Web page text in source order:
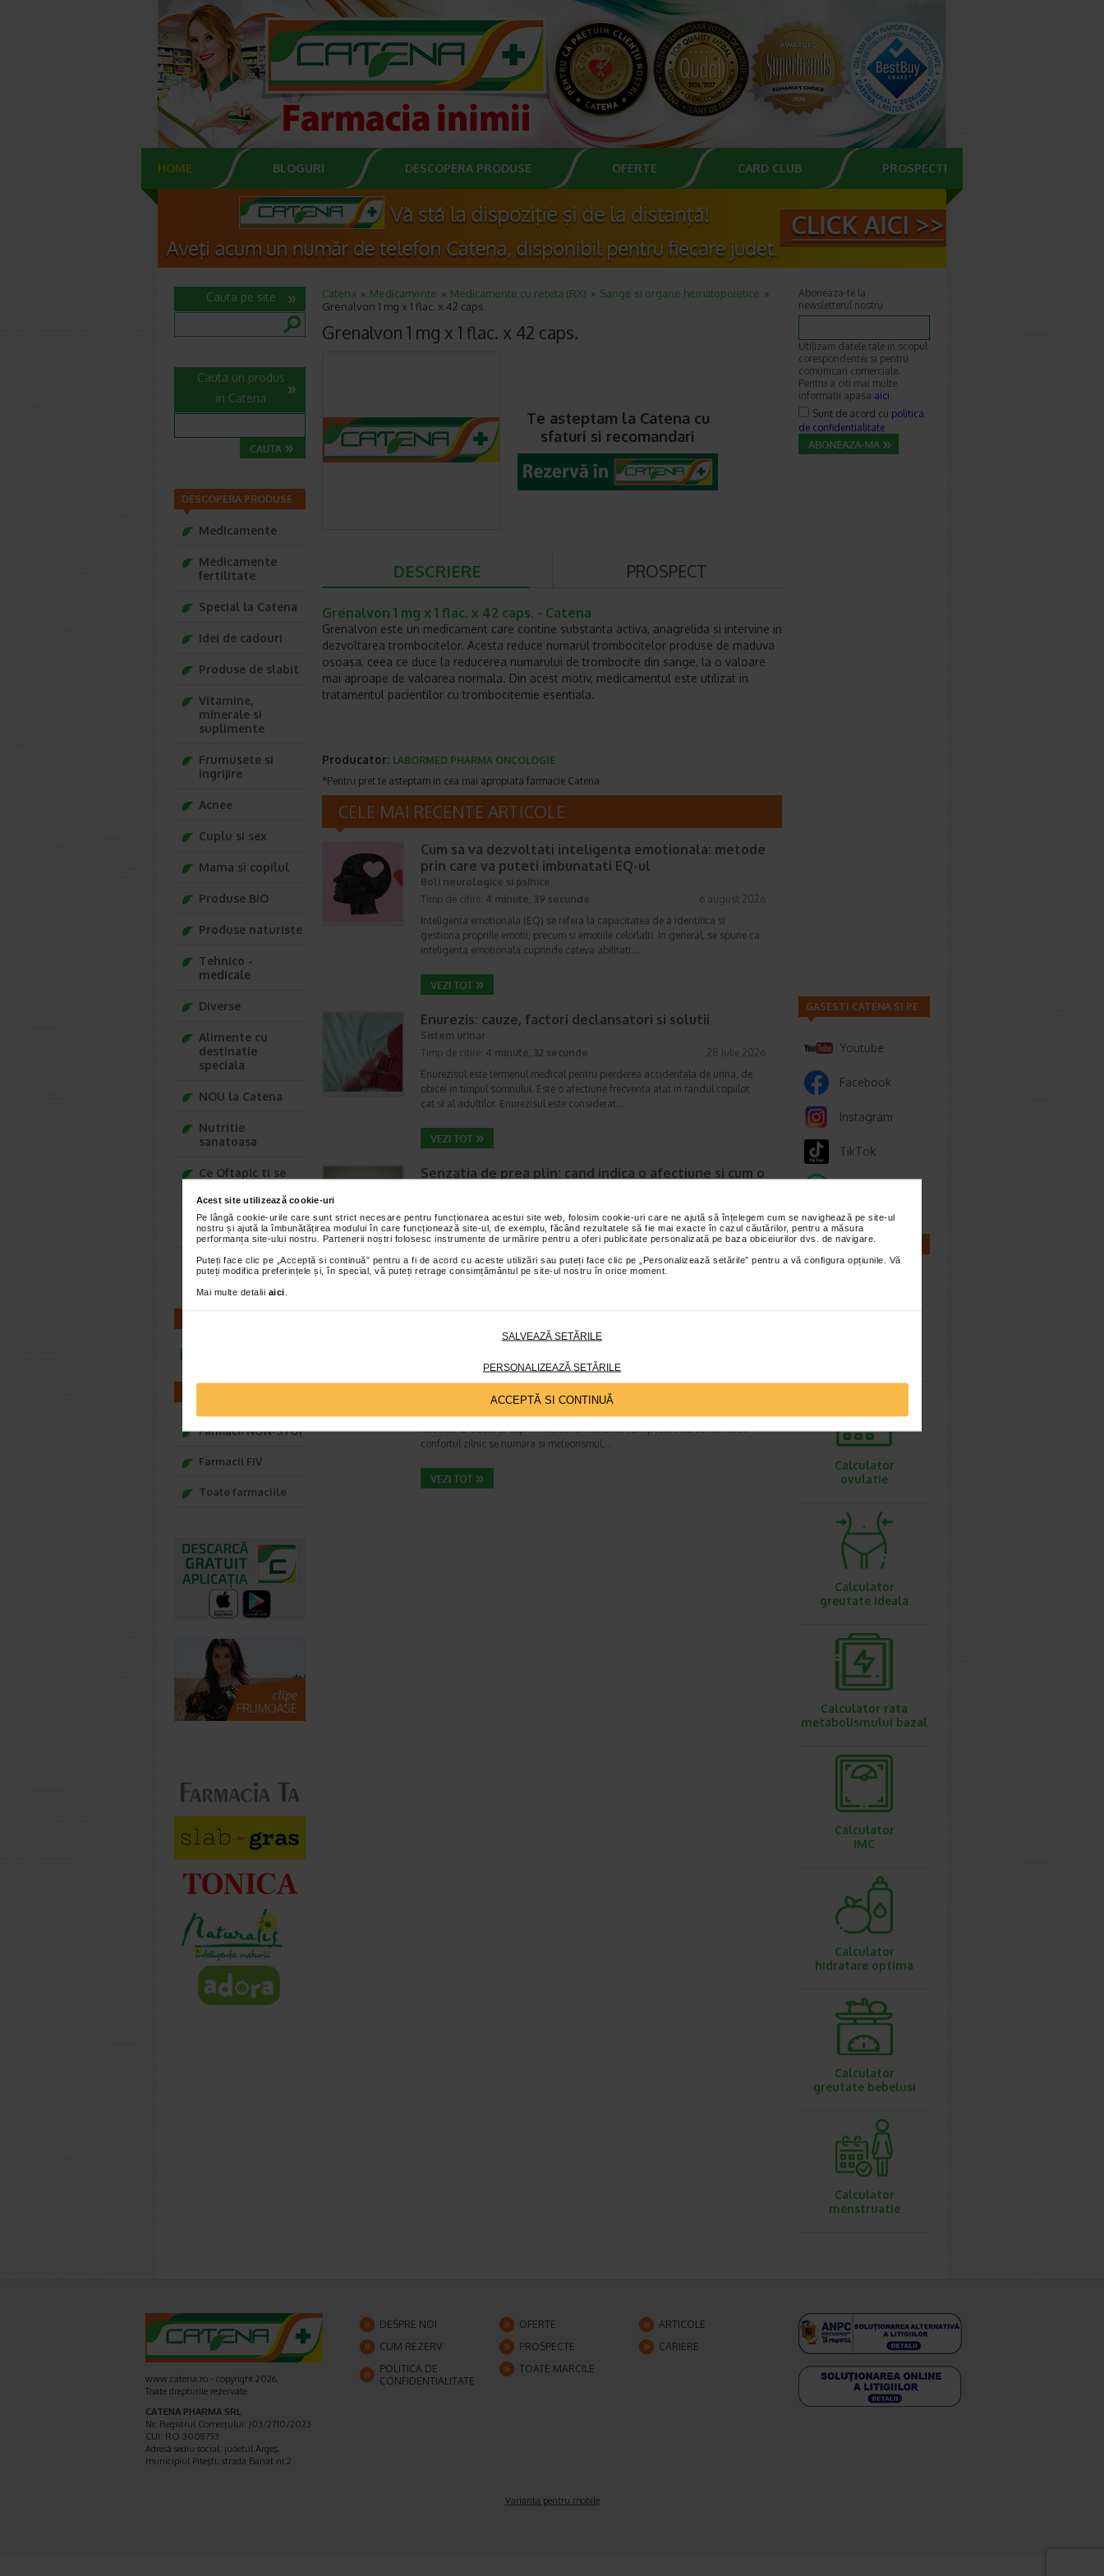
Acest site utilizează cookie-uri
Pe lângă cookie-urile care sunt strict necesare pentru funcționarea acestui site web, folosim cookie-uri care ne ajută să înțelegem cum se navighează pe site-ul
nostru și ajută la îmbunătățirea modului în care funcționează site-ul, de exemplu, făcând rezultatele să fie mai exacte în cazul căutărilor, pentru a măsura
performanța site-ului nostru. Partenerii noștri folosesc instrumente de urmărire pentru a oferi publicitate personalizată pe baza obiceiurilor dvs. de navigare.
Puteți face clic pe „Acceptă si continuă” pentru a fi de acord cu aceste utilizări sau puteți face clic pe „Personalizează setările” pentru a vă configura opțiunile. Vă
puteți modifica preferințele și, în special, vă puteți retrage consimțământul pe site-ul nostru în orice moment.
Mai multe detalii aici
SALVEAZĂ SETĂRILE
PERSONALIZEAZĂ SETĂRILE
ACCEPTĂ SI CONTINUĂ
HOME BLOGURI DESCOPERA PRODUSE OFERTE CARD CLUB PROSPECTE
Catena Medicamente Medicamente cu reteta (RX)
Sange si organe hematopoietice
Grenalvon 1 mg x 1 flac. x 42 caps.
Grenalvon 1 mg x 1 flac. x 42 caps.
Te asteptam la Catena cu
sfaturi si recomandari
DESCRIERE PROSPECT
Grenalvon 1 mg x 1 flac. x 42 caps. - Catena
Grenalvon este un medicament care contine substanta activa, anagrelida si intervine in
dezvoltarea trombocitelor. Acesta reduce numarul trombocitelor produse de maduva
osoasa, ceea ce duce la reducerea numarului de trombocite din sange, la o valoare
mai aproape de valoarea normala. Din acest motiv, medicamentul este utilizat in
tratamentul pacientilor cu trombocitemie esentiala.
Producator: LABORMED PHARMA ONCOLOGIE
*Pentru pret te asteptam in cea mai apropiata farmacie Catena
CELE MAI RECENTE ARTICOLE
Cum sa va dezvoltati inteligenta emotionala: metode
prin care va puteti imbunatati EQ-ul
Boli neurologice si psihice
Timp de citire: 4 minute, 39 secunde
6 august 2026
Inteligenta emotionala (EQ) se refera la capacitatea de a identifica si
gestiona propriile emotii, precum si emotiile celorlalti. In general, se spune ca
inteligenta emotionala cuprinde cateva abilitati:…
Enurezis: cauze, factori declansatori si solutii
Sistem urinar
Timp de citire: 4 minute, 32 secunde
28 iulie 2026
Enurezisul este termenul medical pentru pierderea accidentala de urina, de
obicei in timpul somnului. Este o afectiune frecventa atat in randul copiilor,
cat si al adultilor. Enurezisul este considerat…
Senzatia de prea plin: cand indica o afectiune si cum o
Timp de citire:4 minute, 55 secunde
26 iulie 2026
Multi oameni au experimentat macar o data dupa masa o senzatie de prea
plin, chiar si atunci cand nu au consumat o cantitate foarte mare de alimente.
In cele mai multe cazuri, aceasta apare ocazional…
Totul despre meteorism: cauze, factori declansatori,
tratament si dieta
Boli ale sistemului digestiv
6 minute, 3 secunde
Disconfortul abdominal este una dintre cele mai frecvente probleme digestive
intalnite la adulti si copii. Printre manifestarile care pot afecta semnificativ
confortul zilnic se numara si meteorismul,…
Cauta pe site
Cauta un produs
in Catena
DESCOPERA PRODUSE
Medicamente
Medicamente
fertilitate
Special la Catena
Idei de cadouri
Produse de slabit
Vitamine,
minerale si
suplimente
Frumusete si
ingrijire
Acnee
Cuplu si sex
Mama si copilul
Produse BIO
Produse naturiste
Tehnico -
medicale
Diverse
Alimente cu
destinatie
speciala
NOU la Catena
Nutritie
sanatoasa
Ce Oftapic ti se
Adora – Adorabili
din prima clipa
Seturi cadou
Baylis&Harding
Farmacii NON-STOP
Farmacii FIV
Toate farmaciile
Aboneaza-te la
newsletterul nostru
Utilizam datele tale in scopul
corespondentei si pentru
comunicari comerciale.
Pentru a citi mai multe
informatii apasa aici.
Sunt de acord cu politica
de confidentialitate
GASESTI CATENA SI PE
Youtube
Facebook
Instagram
TikTok
CALCULATOARE
Calculator
ovulatie
Calculator
greutate ideala
Calculator rata
metabolismului bazal
Calculator
IMC
Calculator
hidratare optima
Calculator
greutate bebelusi
Calculator
menstruatie
www.catena.ro - copyright 2026,
Toate drepturile rezervate
CATENA PHARMA SRL
Nr. Registrul Comerţului: J03/2710/2023
CUI: RO 3008793
Adresă sediu social: judetul Argeş,
municipiul Piteşti, strada Banat nr.2
DESPRE NOI OFERTE
ARTICOLE
CUM REZERV
PROSPECTE
CARIERE
POLITICA DE
CONFIDENTIALITATE
TOATE MARCILE
Varianta pentru mobile